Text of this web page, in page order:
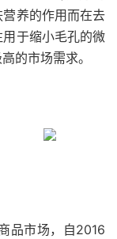
养的作用而在去
于缩小毛孔的微
的市场需求。
品市场，自2016